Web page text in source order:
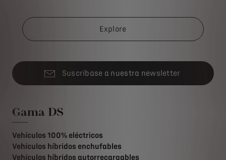
Explore
Suscríbase a nuestra newsletter
Gama DS
Vehículos 100% eléctricos
Vehículos híbridos enchufables
Vehículos híbridos autorrecargables